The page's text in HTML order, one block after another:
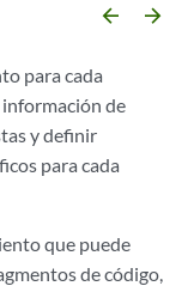
arrow_backward arrow_forward
para cada
de
y definir
para cada
que puede
de código,